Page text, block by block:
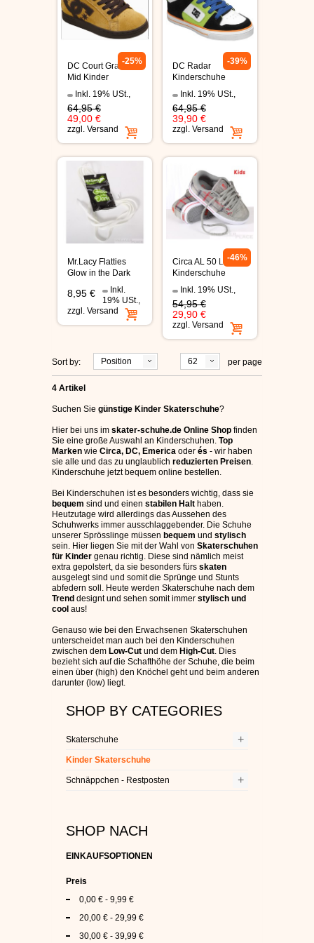
ÉS SCHUHE
SLIP ON
DVS SCHUHE
OSIRIS SKATERSCHUHE
ADIO
EMERICA SKATERSCHUHE
IPATH SCHUHE
VANS SCHUHE
CONVERSE
C1RCA SKATERSCHUHE
HEELYS
SUPRA SCHUHE
FALLEN SKATERSCHUHE
DC Court Graffik
Mid Kinder
camel/dk choc
64,95 €
49,00 €
Inkl. 19% USt.
zzgl. Versand
-25%
DC Radar
Kinderschuhe
64,95 €
39,90 €
Inkl. 19% USt.
zzgl. Versand
-39%
Mr.Lacy Flatties
Glow in the Dark
8,95 €
Inkl.
19% USt.,
zzgl. Versand
Circa AL 50 Lopez
Kinderschuhe
dove/gray plaid
54,95 €
29,90 €
Inkl. 19% USt.,
zzgl. Versand
-46%
Sort by: Position 62 per page
4 Artikel
Suchen Sie günstige Kinder Skaterschuhe?
Hier bei uns im skater-schuhe.de Online Shop finden
Sie eine große Auswahl an Kinderschuhen. Top
Marken wie Circa, DC, Emerica oder és - wir haben
sie alle und das zu unglaublich reduzierten Preisen.
Kinderschuhe jetzt bequem online bestellen.
Bei Kinderschuhen ist es besonders wichtig, dass sie
bequem sind und einen stabilen Halt haben.
Heutzutage wird allerdings das Aussehen des
Schuhwerks immer ausschlaggebender. Die Schuhe
unserer Sprösslinge müssen bequem und stylisch
sein. Hier liegen Sie mit der Wahl von Skaterschuhen
für Kinder genau richtig. Diese sind nämlich meist
extra gepolstert, da sie besonders fürs skaten
ausgelegt sind und somit die Sprünge und Stunts
abfedern soll. Heute werden Skaterschuhe nach dem
Trend designt und sehen somit immer stylisch und
cool aus!
Genauso wie bei den Erwachsenen Skaterschuhen
unterscheidet man auch bei den Kinderschuhen
zwischen dem Low-Cut und dem High-Cut. Dies
bezieht sich auf die Schafthöhe der Schuhe, die beim
einen über (high) den Knöchel geht und beim anderen
darunter (low) liegt.
SHOP BY CATEGORIES
Skaterschuhe +
Kinder Skaterschuhe
Schnäppchen - Restposten +
SHOP NACH
EINKAUFSOPTIONEN
Preis
0,00 € - 9,99 €
20,00 € - 29,99 €
30,00 € - 39,99 €